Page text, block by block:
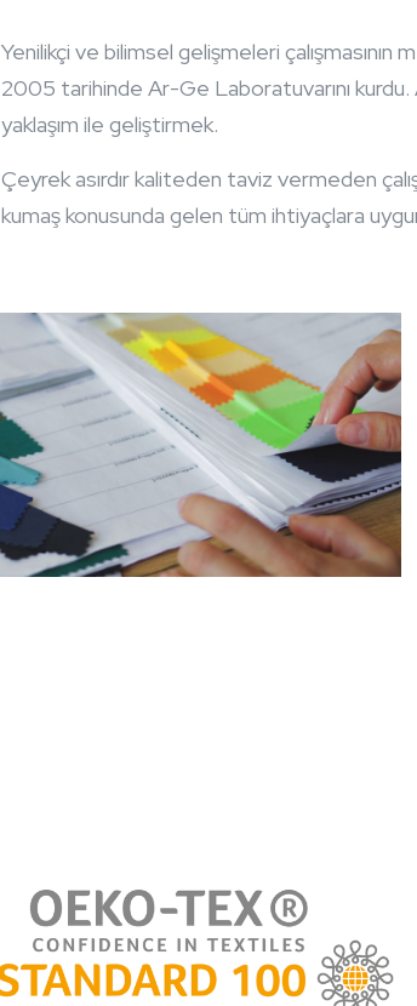
Yenilikçi ve bilimsel gelişmeleri
2005 tarihinde Ar-Ge Laboratuvarını
yaklaşım ile geliştirmek.
Çeyrek asırdır kaliteden taviz vermeden
kumaş konusunda gelen tüm ihtiyaçlara